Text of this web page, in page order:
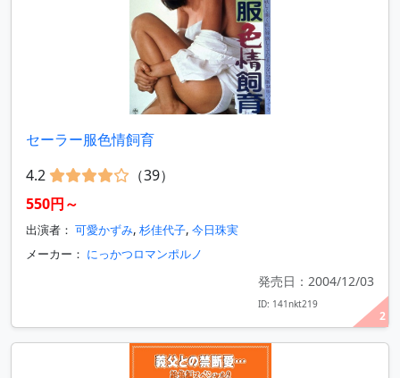
2
セーラー服色情飼育
4.2
（39）
550円～
出演者： 可愛かずみ, 杉佳代子, 今日珠実
メーカー： にっかつロマンポルノ
発売日：2004/12/03
ID: 141nkt219